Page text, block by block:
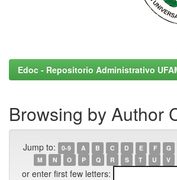
Edoc - Repositorio Administrativo
Browsing by Author
Jump to: 0-9 A B C D E F G
M
N O P Q R S T U V
or enter first few letters: